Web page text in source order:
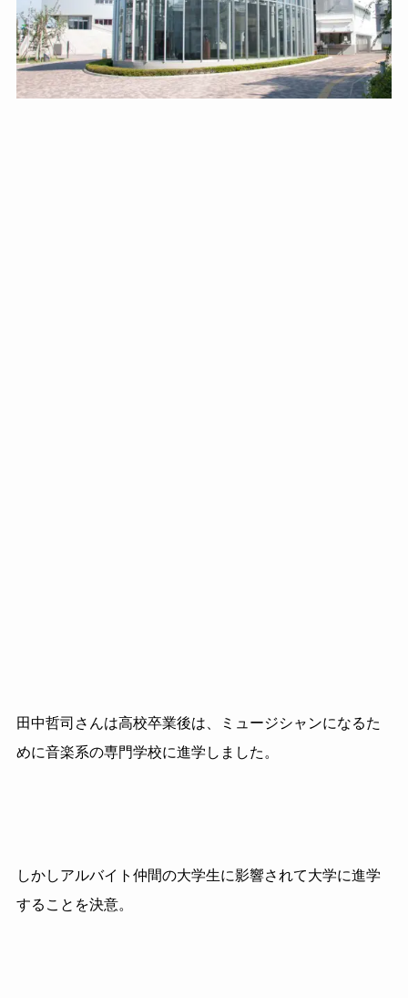
田中哲司さんは高校卒業後は、ミュージシャンになるた
めに音楽系の専門学校に進学しました。
しかしアルバイト仲間の大学生に影響されて大学に進学
することを決意。